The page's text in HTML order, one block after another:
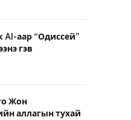
AI-аар “Одиссей”
гэв
Жон
аллагын тухай